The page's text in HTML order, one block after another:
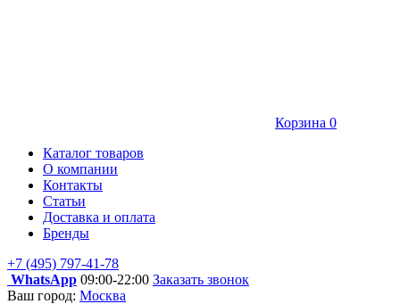
Корзина 0
Каталог товаров
О компании
Контакты
Статьи
Доставка и оплата
Бренды
+7 (495) 797-41-78
WhatsApp 09:00-22:00 Заказать звонок
Ваш город: Москва